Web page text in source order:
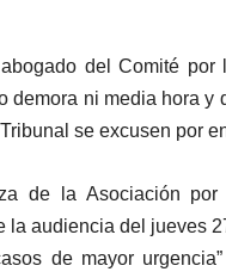
del Comité
demora ni media hora y
se excusen por
de la Asociación
la audiencia del jueves
de mayor